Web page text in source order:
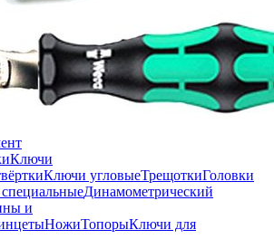
Ключи
Ключи угловыеТрещоткиГоловки
Динамометрический
и
НожиТопорыКлючи для